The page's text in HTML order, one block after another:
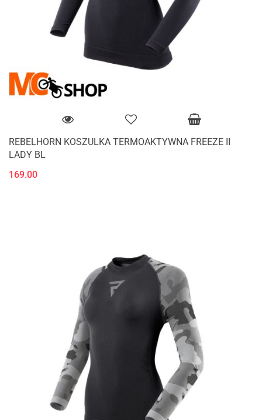
REBELHORN KOSZULKA TERMOAKTYWNA FREEZE II
LADY BL
169.00